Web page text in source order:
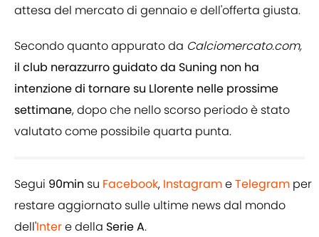
attesa del mercato di gennaio e dell'offerta giusta.
Secondo quanto appurato da Calciomercato.com,
il club nerazzurro guidato da Suning non ha
intenzione di tornare su Llorente nelle prossime
settimane, dopo che nello scorso periodo è stato
valutato come possibile quarta punta.
Segui 90min su Facebook, InstagrameTelegram per
restare aggiornato sulle ultime news dal mondo
dell'Intere della Serie A.